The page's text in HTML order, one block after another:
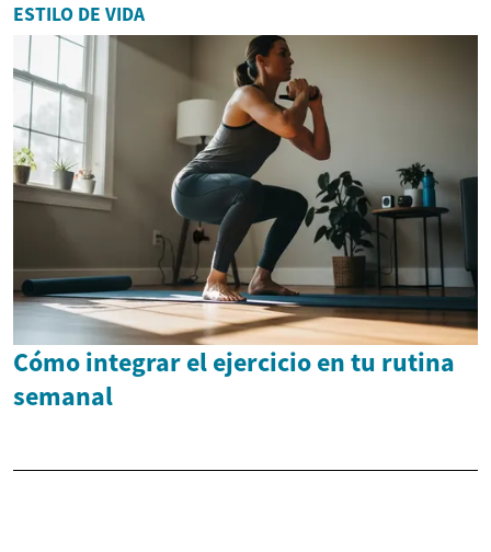
ESTILO DE VIDA
Cómo integrar el ejercicio en tu rutina
semanal